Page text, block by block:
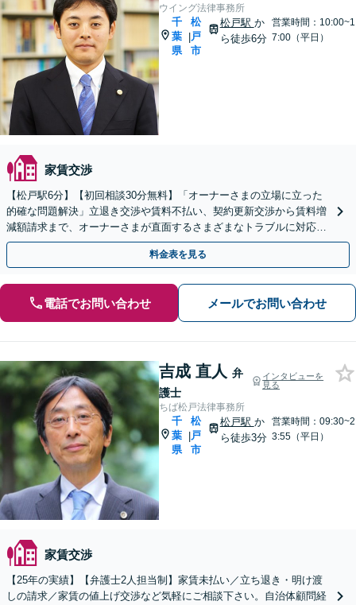
ウイング法律事務所
千
葉
県
|
松
戸
市
松戸駅 か
ら徒歩6分
営業時間：10:00~1
7:00（平日）
家賃交渉
【松戸駅6分】【初回相談30分無料】「オーナーさまの立場に立った
的確な問題解決」立退き交渉や賃料不払い、契約更新交渉から賃料増
減額請求まで、オーナーさまが直面するさまざまなトラブルに対応
「不動産鑑定士・司法書士と連携」【休日・夜間相談可】
料金表を見る
電話でお問い合わせ メールでお問い合わせ
吉成 直人 弁
護士
インタビューを
見る
ちば松戸法律事務所
千
葉
県
|
松
戸
市
松戸駅 か
ら徒歩3分
営業時間：09:30~2
3:55（平日）
家賃交渉
【25年の実績】【弁護士2人担当制】家賃未払い／立ち退き・明け渡
しの請求／家賃の値上げ交渉など気軽にご相談下さい。自治体顧問経